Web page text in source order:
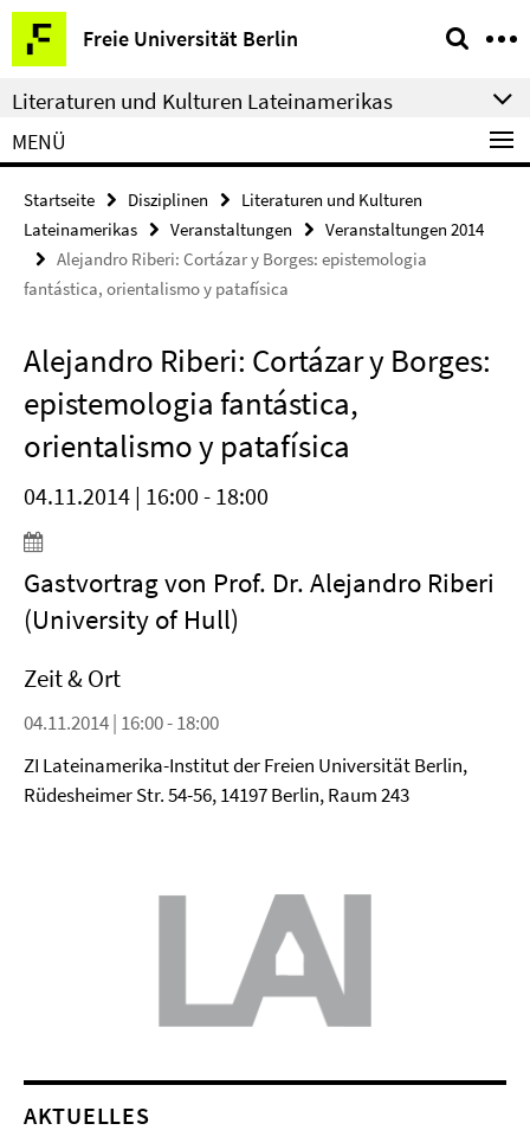
Springe
direkt
zu
Inhalt
Freie Universität Berlin
Service-
Navigation
Literaturen und Kulturen Lateinamerikas
MENÜ
Startseite Disziplinen
Literaturen und Kulturen
Lateinamerikas
Veranstaltungen
Veranstaltungen 2014
Alejandro Riberi: Cortázar y Borges: epistemologia
fantástica, orientalismo y patafísica
Alejandro Riberi: Cortázar y Borges:
epistemologia fantástica,
orientalismo y patafísica
04.11.2014 | 16:00 - 18:00
Gastvortrag von Prof. Dr. Alejandro Riberi
(University of Hull)
Zeit & Ort
04.11.2014 | 16:00 - 18:00
ZI Lateinamerika-Institut der Freien Universität Berlin,
Rüdesheimer Str. 54-56, 14197 Berlin, Raum 243
AKTUELLES